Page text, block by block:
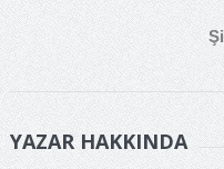
YAZAR HAKKINDA